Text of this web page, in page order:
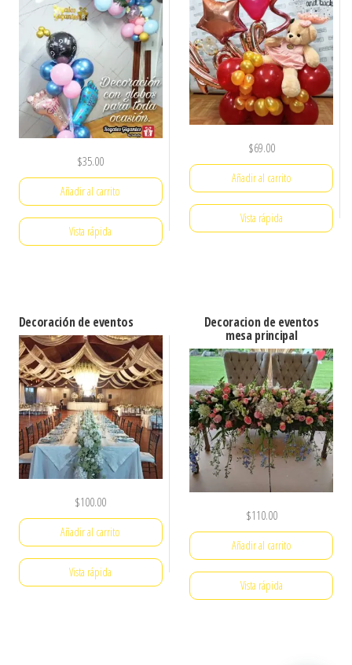
$35.00
Añadir al carrito
Vista rápida
$69.00
Añadir al carrito
Vista rápida
Decoración de eventos
$100.00
Añadir al carrito
Vista rápida
Decoracion de eventos
mesa principal
$110.00
Añadir al carrito
Vista rápida